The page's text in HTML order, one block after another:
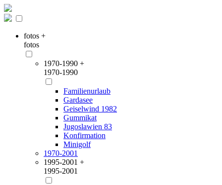
fotos +
fotos
1970-1990 +
1970-1990
Familienurlaub
Gardasee
Geiselwind 1982
Gummikat
Jugoslawien 83
Konfirmation
Minigolf
1970-2001
1995-2001 +
1995-2001